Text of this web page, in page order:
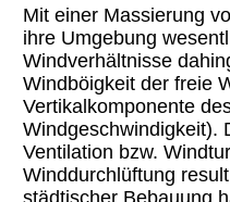
Mit einer Massierung
ihre Umgebung
Windverhältnisse
Windböigkeit der freie
Vertikalkomponente
Windgeschwindigkeit).
Ventilation bzw.
Winddurchlüftung